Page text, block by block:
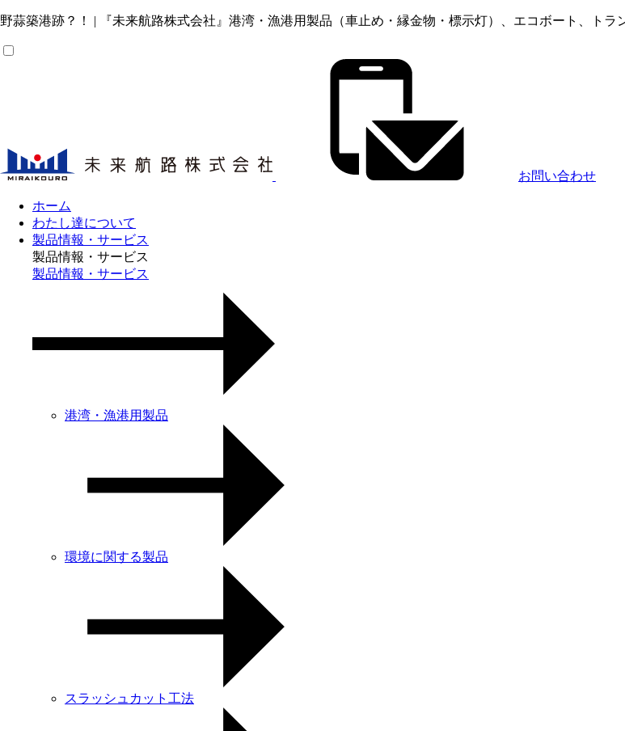
野蒜築港跡？！ | 『未来航路株式会社』港湾・漁港用製品（車止め・縁金物・標示灯）、エコボート、ト
お問い合わせ
ホーム
わたし達について
製品情報・サービス
製品情報・サービス
製品情報・サービス
港湾・漁港用製品
環境に関する製品
スラッシュカット工法